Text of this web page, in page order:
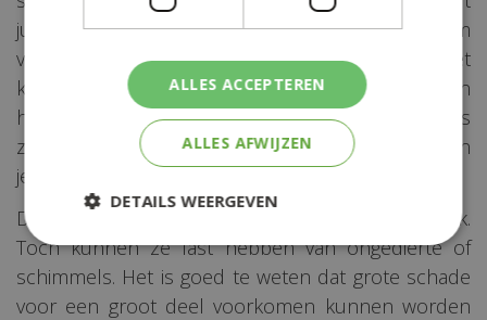
juist weer meer behoefte aan extra magnesium
voor een diepgroen blad (buxus en haag). Het
klinkt misschien moeilijk maar dat is het niet. Pokon
helpt je graag met het maken van de beste keus
zodat je lang en met veel plezier kan genieten van
je planten.
De meeste tuinplanten zijn in principe vrij sterk.
Toch kunnen ze last hebben van ongedierte of
schimmels. Het is goed te weten dat grote schade
voor een groot deel voorkomen kunnen worden
ALLES ACCEPTEREN
ALLES AFWIJZEN
DETAILS WEERGEVEN